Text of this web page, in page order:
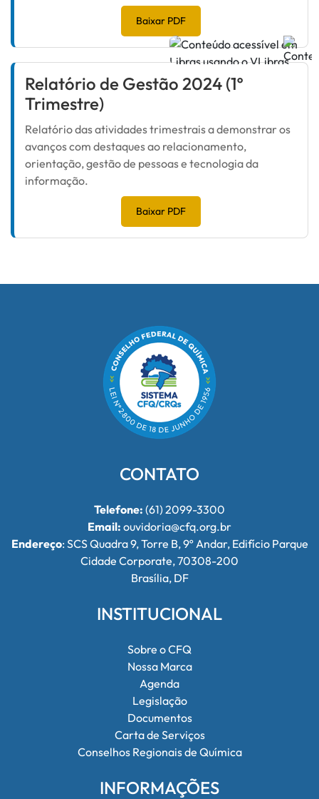
Baixar PDF
Relatório de Gestão 2024 (1º
Trimestre)
Relatório das atividades trimestrais a demonstrar os
avanços com destaques ao relacionamento,
orientação, gestão de pessoas e tecnologia da
informação.
Baixar PDF
CONTATO
Telefone: (61) 2099-3300
Email: ouvidoria@cfq.org.br
Endereço: SCS Quadra 9, Torre B, 9º Andar, Edifício Parque
Cidade Corporate, 70308-200
Brasília, DF
INSTITUCIONAL
Sobre o CFQ
Nossa Marca
Agenda
Legislação
Documentos
Carta de Serviços
Conselhos Regionais de Química
INFORMAÇÕES